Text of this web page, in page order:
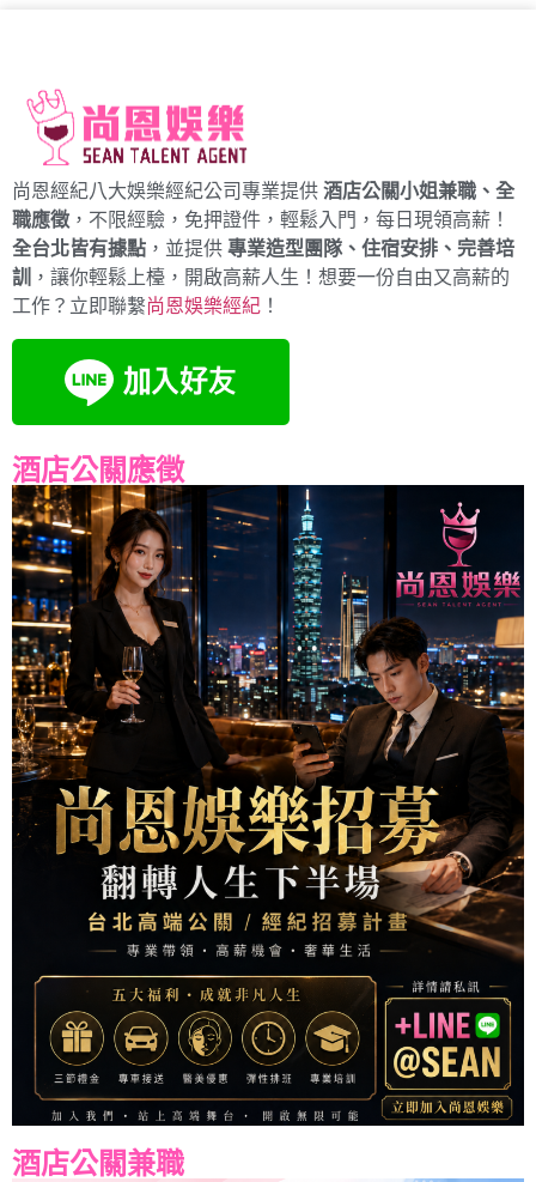
尚恩經紀八大娛樂經紀公司專業提供 酒店公關小姐兼職、全
職應徵 ，不限經驗，免押證件，輕鬆入門，每日現領高薪！
全台北皆有據點 ，並提供 專業造型團隊、住宿安排、完善培
訓
，讓你輕鬆上檯，開啟高薪人生！想要一份自由又高薪的
工作？立即聯繫尚恩娛樂經紀 ！
酒店公關應徵
酒店公關兼職